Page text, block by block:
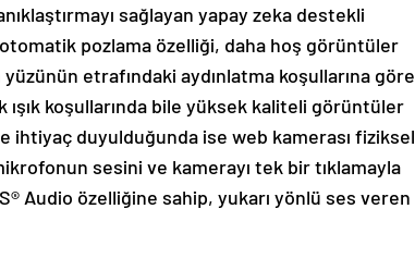
sağlayan yapay zeka destekli
pozlama özelliği, daha hoş görüntüler
yüzünün etrafındaki aydınlatma koşullarına göre
ışık koşullarında bile yüksek kaliteli görüntüler
ihtiyaç duyulduğunda ise web kamerası fiziksel
sesini ve kamerayı tek bir tıklamayla
Audio özelliğine sahip, yukarı yönlü ses veren